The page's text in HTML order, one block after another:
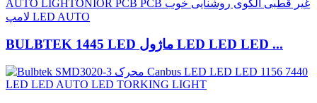
BULBTEK 1445 LED ماژول LED LED LED ...